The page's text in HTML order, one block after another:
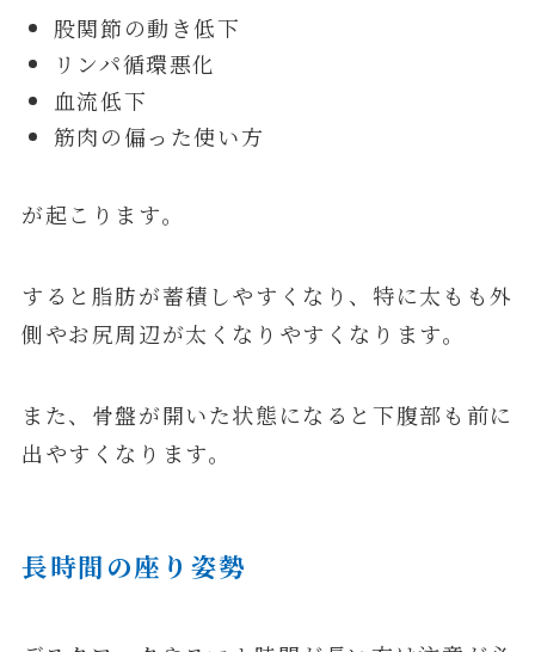
股関節の動き低下
リンパ循環悪化
血流低下
筋肉の偏った使い方
が起こります。
すると脂肪が蓄積しやすくなり、特に太もも外
側やお尻周辺が太くなりやすくなります。
また、骨盤が開いた状態になると下腹部も前に
出やすくなります。
長時間の座り姿勢